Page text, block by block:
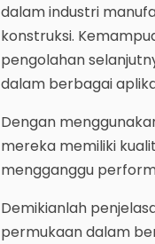
dalam industri
konstruksi.
pengolahan
dalam berbagai
Dengan
mereka memiliki
mengganggu
Demikianlah
permukaan dalam